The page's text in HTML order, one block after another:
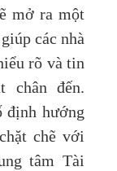
mở ra một
các nhà
rõ và tin
chân đến.
định hướng
chẽ với
tâm Tài